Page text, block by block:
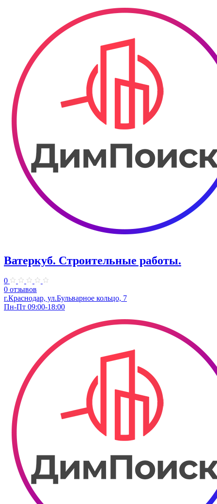
Ватеркуб. Строительные работы.
0
0 отзывов
г.Краснодар, ул.Бульварное кольцо, 7
Пн-Пт 09:00-18:00